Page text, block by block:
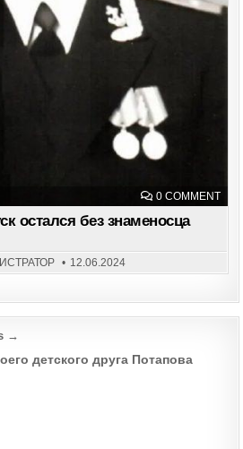
0 COMMENTON
остался без знаменосца
12.06.2024
→
детского друга Потапова